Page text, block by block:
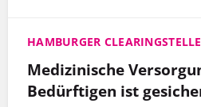
HAMBURGER CLEARINGSTELLE
Medizinische
Bedürftigen ist